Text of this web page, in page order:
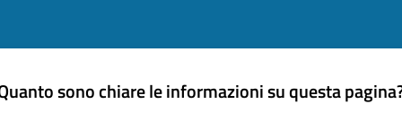
sono chiare le informazioni su questa